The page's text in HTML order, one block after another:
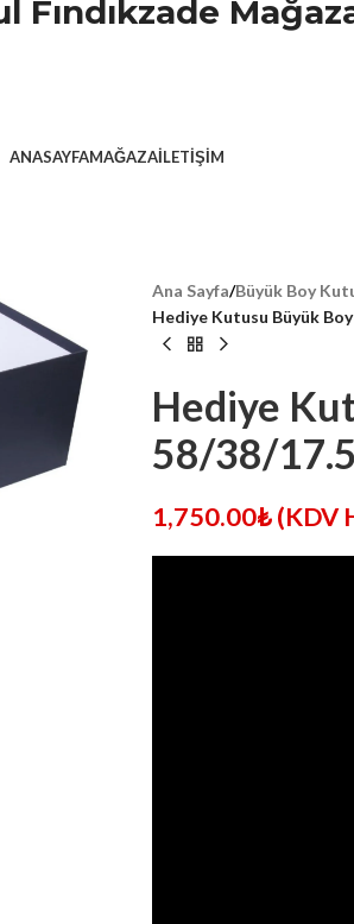
Fındıkzade
ANASAYFAMAĞAZAİLETIŞIM
Ana Sayfa/Büyük Boy
Hediye Kutusu Büyük
Hediye
58/38/
1,750.00₺(KDV